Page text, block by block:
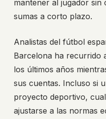
mantener al jugador sin
sumas a corto plazo.
Analistas del fútbol
Barcelona ha recurrido
los últimos años
sus cuentas. Incluso si
proyecto deportivo,
ajustarse a las normas